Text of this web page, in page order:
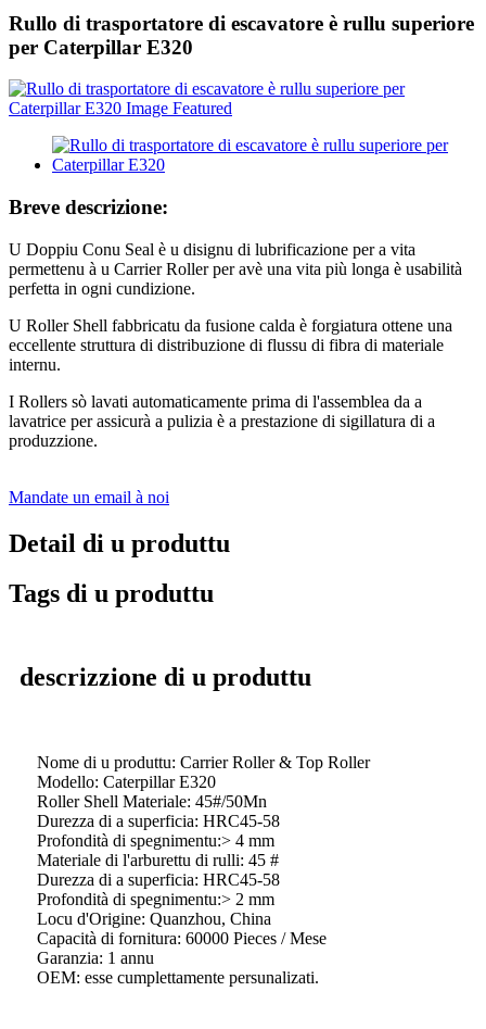
Rullo di trasportatore di escavatore è rullu superiore
per Caterpillar E320
Breve descrizione:
U Doppiu Conu Seal è u disignu di lubrificazione per a vita
permettenu à u Carrier Roller per avè una vita più longa è usabilità
perfetta in ogni cundizione.
U Roller Shell fabbricatu da fusione calda è forgiatura ottene una
eccellente struttura di distribuzione di flussu di fibra di materiale
internu.
I Rollers sò lavati automaticamente prima di l'assemblea da a
lavatrice per assicurà a pulizia è a prestazione di sigillatura di a
produzzione.
Mandate un email à noi
Detail di u produttu
Tags di u produttu
descrizzione di u produttu
Nome di u produttu: Carrier Roller & Top Roller
Modello: Caterpillar E320
Roller Shell Materiale: 45#/50Mn
Durezza di a superficia: HRC45-58
Profondità di spegnimentu:> 4 mm
Materiale di l'arburettu di rulli: 45 #
Durezza di a superficia: HRC45-58
Profondità di spegnimentu:> 2 mm
Locu d'Origine: Quanzhou, China
Capacità di fornitura: 60000 Pieces / Mese
Garanzia: 1 annu
OEM: esse cumplettamente persunalizati.